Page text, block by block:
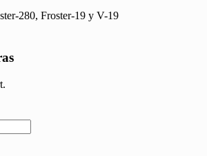
280, Froster-19 y V-19